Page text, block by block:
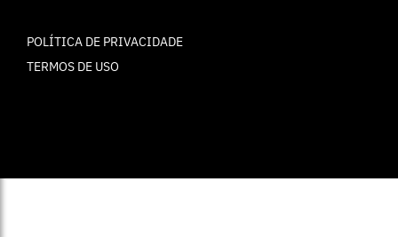
POLÍTICA DE PRIVACIDADE
TERMOS DE USO